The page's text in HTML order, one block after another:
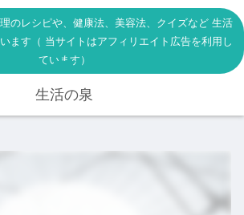
のレシピや、健康法、美容法、クイズなど 生活
ます（ 当サイトはアフィリエイト広告を利用し
ています）
生活の泉